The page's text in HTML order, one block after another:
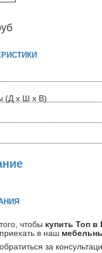
(Д х Ш х В)
чтобы купить Топ в
приехать в наш
обратиться за